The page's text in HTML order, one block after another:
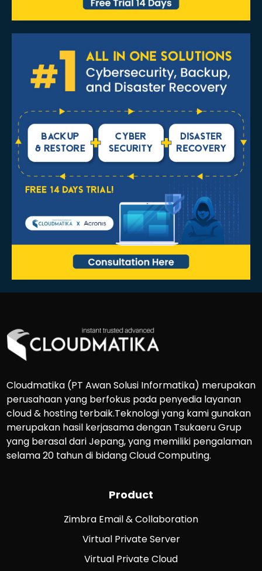
Cloudmatika (PT Awan Solusi Informatika) merupakan
perusahaan yang berfokus pada penyedia layanan
cloud & hosting terbaik.Teknologi yang kami gunakan
merupakan hasil kerjasama dengan Tsukaeru Grup
yang berasal dari Jepang, yang memiliki pengalaman
selama 20 tahun di bidang Cloud Computing.
Product
Zimbra Email & Collaboration
Virtual Private Server
Virtual Private Cloud